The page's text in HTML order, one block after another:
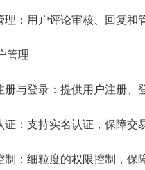
理：用户评论审核、回复和
管理
册与登录：提供用户注册、
证：支持实名认证，保障交
制：细粒度的权限控制，保